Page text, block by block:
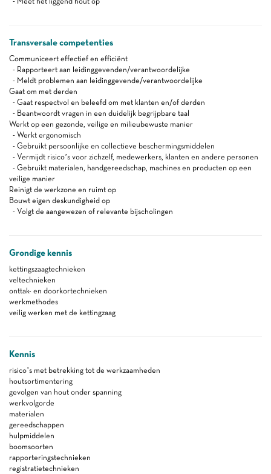
Transversale competenties
Communiceert effectief en efficiënt
- Rapporteert aan leidinggevenden/verantwoordelijke
- Meldt problemen aan leidinggevende/verantwoordelijke
Gaat om met derden
- Gaat respectvol en beleefd om met klanten en/of derden
- Beantwoordt vragen in een duidelijk begrijpbare taal
Werkt op een gezonde, veilige en milieubewuste manier
- Werkt ergonomisch
- Gebruikt persoonlijke en collectieve beschermingsmiddelen
- Vermijdt risico’s voor zichzelf, medewerkers, klanten en andere personen
- Gebruikt materialen, handgereedschap, machines en producten op een
veilige manier
Reinigt de werkzone en ruimt op
Bouwt eigen deskundigheid op
- Volgt de aangewezen of relevante bijscholingen
Grondige kennis
kettingszaagtechnieken
veltechnieken
onttak- en doorkortechnieken
werkmethodes
veilig werken met de kettingzaag
Kennis
risico’s met betrekking tot de werkzaamheden
houtsortimentering
gevolgen van hout onder spanning
werkvolgorde
materialen
gereedschappen
hulpmiddelen
boomsoorten
rapporteringstechnieken
registratietechnieken